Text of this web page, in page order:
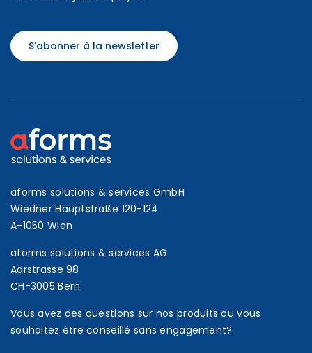
S'abonner à la newsletter
aforms solutions & services GmbH
Wiedner Hauptstraße 120-124
A-1050 Wien
aforms solutions & services AG
Aarstrasse 98
CH-3005 Bern
Vous avez des questions sur nos produits ou vous
souhaitez être conseillé sans engagement?